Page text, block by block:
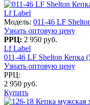
Lf Label
Модель: 011-46 LF
Узнать оптовую цену
РРЦ: 2 950 руб.
Lf Label
011-46 LF Shelton Кепка
Узнать оптовую цену
РРЦ:
2 950 руб.
Купить